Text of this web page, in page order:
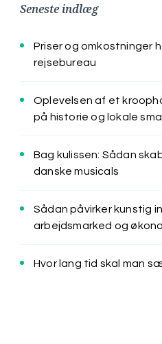
Seneste indlæg
Priser og omkostninger
rejsebureau
Oplevelsen af et
på historie og lokale
Bag kulissen: Sådan
danske musicals
Sådan påvirker kunstig
arbejdsmarked og
Hvor lang tid skal man